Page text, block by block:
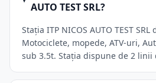
AUTO TEST SRL?
Stația ITP NICOS AUTO TEST
Motociclete, mopede, ATV-uri,
sub 3.5t. Stația dispune de 2 linii